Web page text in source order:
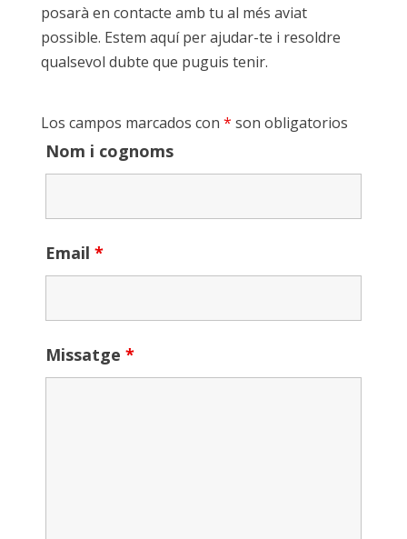
posarà en contacte amb tu al més aviat
possible. Estem aquí per ajudar-te i resoldre
qualsevol dubte que puguis tenir.
Los campos marcados con * son obligatorios
Nom i cognoms
Email *
Missatge *